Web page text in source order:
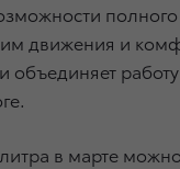
движения и
в марте